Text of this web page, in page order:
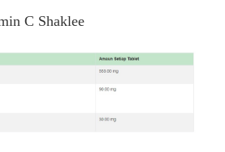
C Shaklee